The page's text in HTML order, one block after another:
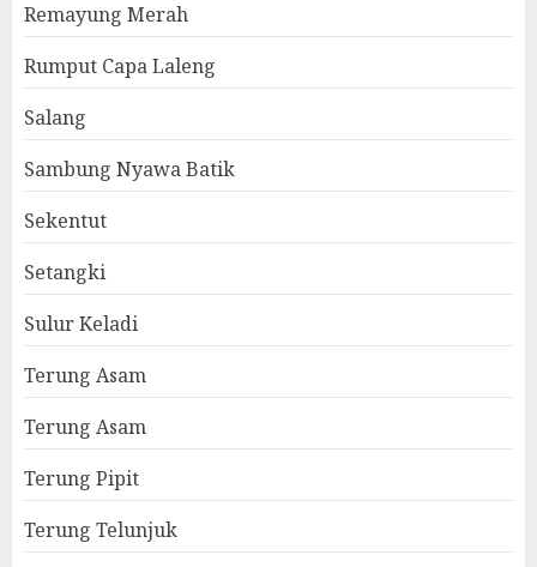
Remayung Merah
Rumput Capa Laleng
Salang
Sambung Nyawa Batik
Sekentut
Setangki
Sulur Keladi
Terung Asam
Terung Asam
Terung Pipit
Terung Telunjuk